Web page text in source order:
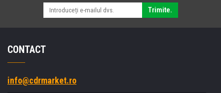
Trimite.
CONTACT
info@cdrmarket.ro